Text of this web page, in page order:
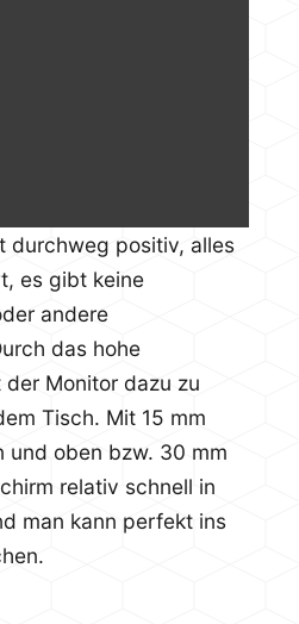
durchweg positiv, alles
es gibt keine
andere
das hohe
Monitor dazu zu
Tisch. Mit 15 mm
und oben bzw. 30 mm
relativ schnell in
man kann perfekt ins